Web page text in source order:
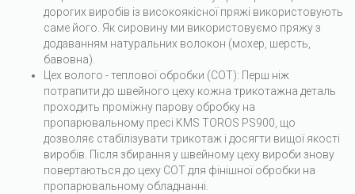
дорогих виробів із високоякісної пряжі використовують
саме його. Як сировину ми використовуємо пряжу з
додаванням натуральних волокон (мохер, шерсть,
бавовна).
Цех волого - теплової обробки (СОТ): Перш ніж
потрапити до швейного цеху кожна трикотажна деталь
проходить проміжну парову обробку на
пропарювальному пресі KMS TOROS PS900, що
дозволяє стабілізувати трикотаж і досягти вищої якості
виробів. Після збирання у швейному цеху вироби знову
повертаються до цеху СОТ для фінішної обробки на
пропарювальному обладнанні.